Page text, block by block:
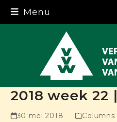
Skip
Menu
2018 week 22
30 mei 2018 Columns